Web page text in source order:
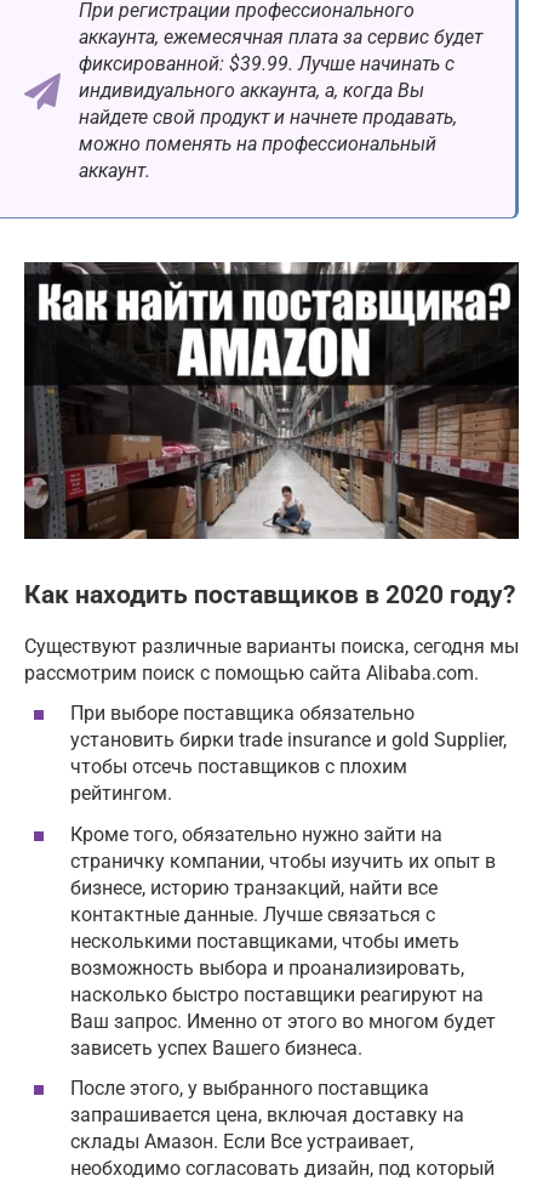
При регистрации профессионального
аккаунта, ежемесячная плата за сервис будет
фиксированной: $39.99. Лучше начинать с
индивидуального аккаунта, а, когда Вы
найдете свой продукт и начнете продавать,
можно поменять на профессиональный
аккаунт.
Как находить поставщиков в 2020 году?
Существуют различные варианты поиска, сегодня мы
рассмотрим поиск с помощью сайта Alibaba.com.
При выборе поставщика обязательно
установить бирки trade insurance и gold Supplier,
чтобы отсечь поставщиков с плохим
рейтингом.
Кроме того, обязательно нужно зайти на
страничку компании, чтобы изучить их опыт в
бизнесе, историю транзакций, найти все
контактные данные. Лучше связаться с
несколькими поставщиками, чтобы иметь
возможность выбора и проанализировать,
насколько быстро поставщики реагируют на
Ваш запрос. Именно от этого во многом будет
зависеть успех Вашего бизнеса.
После этого, у выбранного поставщика
запрашивается цена, включая доставку на
склады Амазон. Если Все устраивает,
необходимо согласовать дизайн, под который